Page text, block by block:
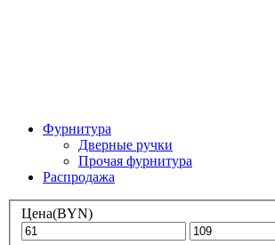
Фурнитура
Дверные ручки
Прочая фурнитура
Распродажа
Цена(BYN)